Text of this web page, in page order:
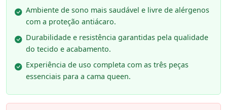
Ambiente de sono mais saudável e livre de alérgenos
com a proteção antiácaro.
Durabilidade e resistência garantidas pela qualidade
do tecido e acabamento.
Experiência de uso completa com as três peças
essenciais para a cama queen.